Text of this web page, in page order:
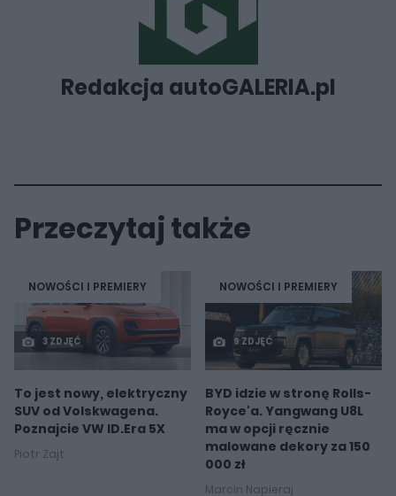
Redakcja autoGALERIA.pl
Przeczytaj także
NOWOŚCI I PREMIERY
3 ZDJĘĆ
To jest nowy, elektryczny
SUV od Volskwagena.
Poznajcie VW ID.Era 5X
Piotr Zajt
NOWOŚCI I PREMIERY
9 ZDJĘĆ
BYD idzie w stronę Rolls-
Royce'a. Yangwang U8L
ma w opcji ręcznie
malowane dekory za 150
000 zł
Marcin Napieraj